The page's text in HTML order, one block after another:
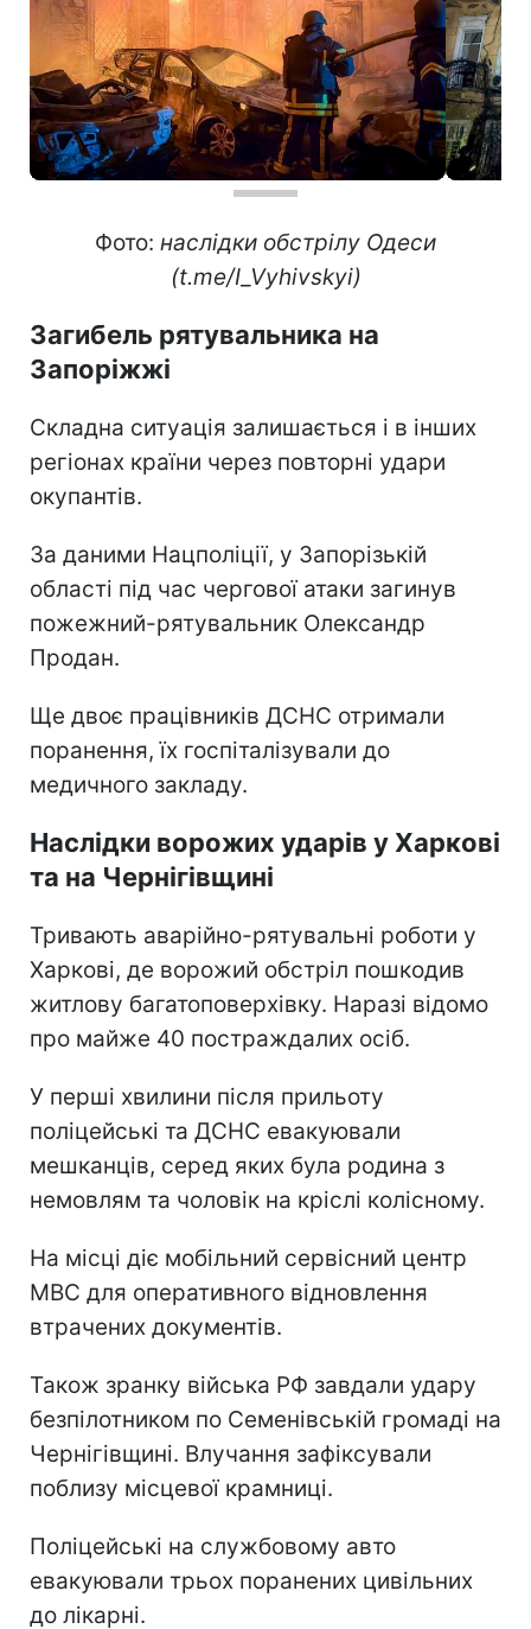
Фото: наслідки обстрілу Одеси
(t.me/I_Vyhivskyi)
Загибель рятувальника на
Запоріжжі
Складна ситуація залишається і в інших
регіонах країни через повторні удари
окупантів.
За даними Нацполіції, у Запорізькій
області під час чергової атаки загинув
пожежний-рятувальник Олександр
Продан.
Ще двоє працівників ДСНС отримали
поранення, їх госпіталізували до
медичного закладу.
Наслідки ворожих ударів у Харкові
та на Чернігівщині
Тривають аварійно-рятувальні роботи у
Харкові, де ворожий обстріл пошкодив
житлову багатоповерхівку. Наразі відомо
про майже 40 постраждалих осіб.
У перші хвилини після прильоту
поліцейські та ДСНС евакуювали
мешканців, серед яких була родина з
немовлям та чоловік на кріслі колісному.
На місці діє мобільний сервісний центр
МВС для оперативного відновлення
втрачених документів.
Також зранку війська РФ завдали удару
безпілотником по Семенівській громаді на
Чернігівщині. Влучання зафіксували
поблизу місцевої крамниці.
Поліцейські на службовому авто
евакуювали трьох поранених цивільних
до лікарні.